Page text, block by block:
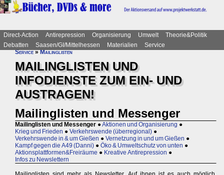
Direct-Action Antirepression Organisierung Umwelt
Theorie&Politik
Debatten
Saasen/GI/Mittelhessen Materialien
Service
Service»Mailinglisten
MAILINGLISTEN UND
INFODIENSTE ZUM EIN- UND
AUSTRAGEN!
Mailinglisten und Messenger
Mailinglisten und Messenger ●Aktionen und Organisierung ●
Krieg und Frieden ● Verkehrswende (überregional) ●
Verkehrswende in & um Gießen ● Vernetzung in und um Gießen ●
Kampf gegen die A49 (Danni) ● Öko & Umweltschutz von unten ●
Aktionsplattformen&Freiräume ● Kreative Antirepression ●
Infos zu Newslettern